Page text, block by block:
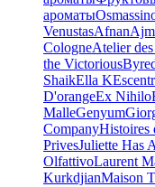
ароматы
VenustasAfnan
CologneAtelier
the Victorious
ShaikElla K
D'orangeEx Nihilo
MalleGenyum
CompanyHistoires
PrivesJuliette Has
OlfattivoLaurent
KurkdjianMaison